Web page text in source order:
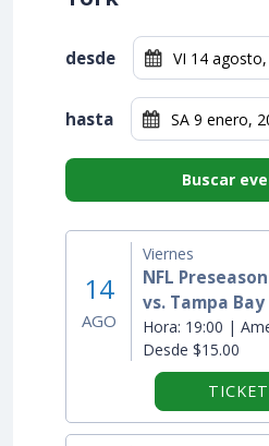
desde
hasta
Buscar
14
AGO
Viernes
NFL
vs. Tampa
Hora: 19:00 |
Desde $15.00